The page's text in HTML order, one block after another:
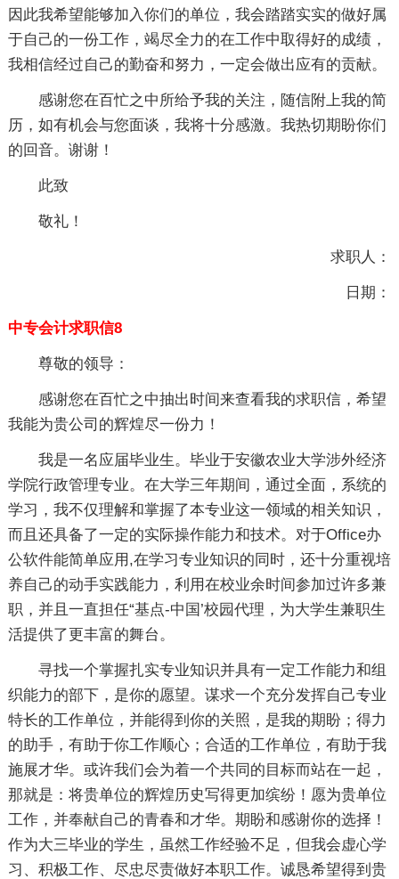
因此我希望能够加入你们的单位，我会踏踏实实的做好属
于自己的一份工作，竭尽全力的在工作中取得好的成绩，
我相信经过自己的勤奋和努力，一定会做出应有的贡献。
感谢您在百忙之中所给予我的关注，随信附上我的简
历，如有机会与您面谈，我将十分感激。我热切期盼你们
的回音。谢谢！
此致
敬礼！
求职人：
日期：
中专会计求职信8
尊敬的领导：
感谢您在百忙之中抽出时间来查看我的求职信，希望
我能为贵公司的辉煌尽一份力！
我是一名应届毕业生。毕业于安徽农业大学涉外经济
学院行政管理专业。在大学三年期间，通过全面，系统的
学习，我不仅理解和掌握了本专业这一领域的相关知识，
而且还具备了一定的实际操作能力和技术。对于Office办
公软件能简单应用,在学习专业知识的同时，还十分重视培
养自己的动手实践能力，利用在校业余时间参加过许多兼
职，并且一直担任“基点-中国’校园代理，为大学生兼职生
活提供了更丰富的舞台。
寻找一个掌握扎实专业知识并具有一定工作能力和组
织能力的部下，是你的愿望。谋求一个充分发挥自己专业
特长的工作单位，并能得到你的关照，是我的期盼；得力
的助手，有助于你工作顺心；合适的工作单位，有助于我
施展才华。或许我们会为着一个共同的目标而站在一起，
那就是：将贵单位的辉煌历史写得更加缤纷！愿为贵单位
工作，并奉献自己的青春和才华。期盼和感谢你的选择！
作为大三毕业的学生，虽然工作经验不足，但我会虚心学
习、积极工作、尽忠尽责做好本职工作。诚恳希望得到贵